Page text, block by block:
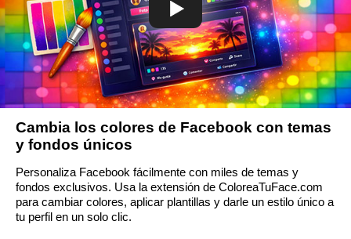
Cambia los colores de Facebook con temas
y fondos únicos
Personaliza Facebook fácilmente con miles de temas y
fondos exclusivos. Usa la extensión de ColoreaTuFace.com
para cambiar colores, aplicar plantillas y darle un estilo único a
tu perfil en un solo clic.